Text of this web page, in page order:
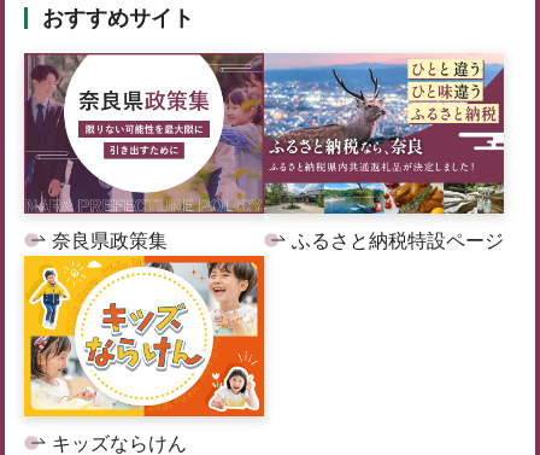
おすすめサイト
奈良県政策集 ふるさと納税特設ページ
キッズならけん